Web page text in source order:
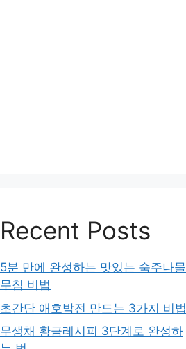
Recent Posts
5분 만에 완성하는 맛있는 숙주나물
무침 비법
초간단 애호박전 만드는 3가지 비법
무생채 황금레시피 3단계로 완성하